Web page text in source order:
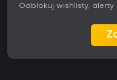
Odblokuj wishlisty,